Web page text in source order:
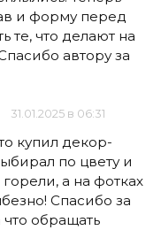
и форму перед
те, что делают на
автору за
31.01.2025 в 06:31
купил декор-
по цвету и
а на фотках
Спасибо за
что обращать